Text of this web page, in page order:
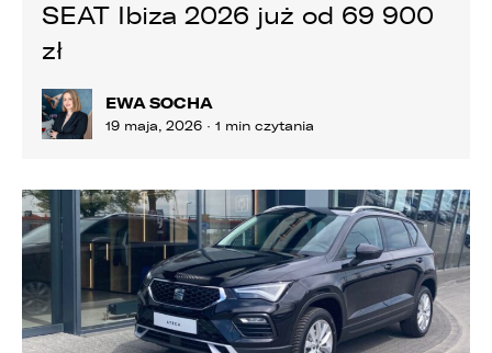
SEAT Ibiza 2026 już od 69 900
zł
EWA SOCHA
19 maja, 2026 · 1 min czytania